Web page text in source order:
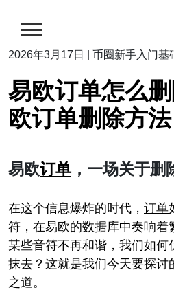
2026年3月17日 币圈新手入门基
易欧订单怎么
欧订单删除方法
易欧订单 ，一场关于
在这个信息爆炸的时代， 订单
符，在易欧的数据库中奏响着
某些音符不再和谐，我们如何
抹去？这就是我们今天要探
之道。